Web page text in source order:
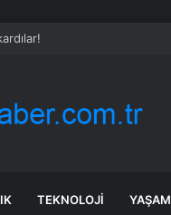
TEKNOLOJI YAŞAM